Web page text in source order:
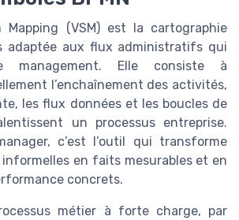
Mapping (VSM) est la cartographie
adaptée aux flux administratifs qui
management. Elle consiste à
l’enchaînement des activités,
les flux données et les boucles de
un processus entreprise.
c’est l’outil qui transforme
en faits mesurables et en
concrets.
métier à forte charge, par